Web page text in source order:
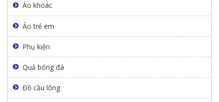
Áo khoác
Áo trẻ em
Phụ kiện
Quả bóng đá
Đồ cầu lông